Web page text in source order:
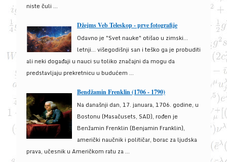
niste čuli ...
Džejms Veb Teleskop - prve fotografije
Odavno je "Svet nauke" otišao u zimski...
letnji... višegodišnji san i teško ga je probuditi
ali neki događaji u nauci su toliko značajni da mogu da
predstavljaju prekretnicu u budućem ...
Bendžamin Frenklin (1706 - 1790)
Na današnji dan, 17. januara, 1706. godine, u
Bostonu (Masačusets, SAD), rođen je
Benžamin Frenklin (Benjamin Franklin),
američki naučnik i političar, borac za ljudska
prava, učesnik u Američkom ratu za ...